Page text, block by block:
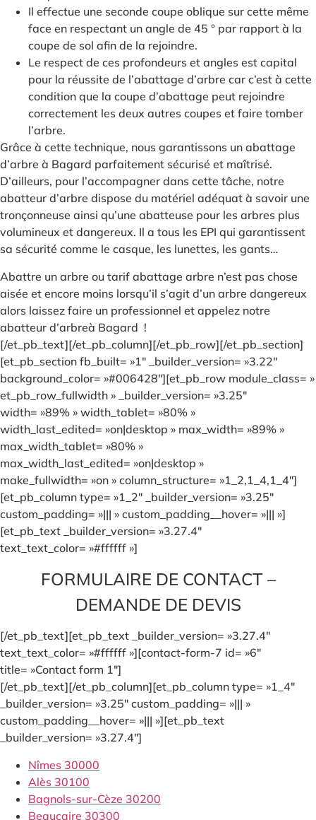
Il effectue une seconde coupe oblique sur cette même
face en respectant un angle de 45 ° par rapport à la
coupe de sol afin de la rejoindre.
Le respect de ces profondeurs et angles est capital
pour la réussite de l’abattage d’arbre car c’est à cette
condition que la coupe d’abattage peut rejoindre
correctement les deux autres coupes et faire tomber
l’arbre.
Grâce à cette technique, nous garantissons un abattage
d’arbre à Bagard parfaitement sécurisé et maîtrisé.
D’ailleurs, pour l’accompagner dans cette tâche, notre
abatteur d’arbre dispose du matériel adéquat à savoir une
tronçonneuse ainsi qu’une abatteuse pour les arbres plus
volumineux et dangereux. Il a tous les EPI qui garantissent
sa sécurité comme le casque, les lunettes, les gants…
Abattre un arbre ou tarif abattage arbre n’est pas chose
aisée et encore moins lorsqu’il s’agit d’un arbre dangereux
alors laissez faire un professionnel et appelez notre
abatteur d’arbreà Bagard !
[/et_pb_text][/et_pb_column][/et_pb_row][/et_pb_section]
[et_pb_section fb_built= »1″ _builder_version= »3.22″
background_color= »#006428″][et_pb_row module_class= »
et_pb_row_fullwidth » _builder_version= »3.25″
width= »89% » width_tablet= »80% »
width_last_edited= »on|desktop » max_width= »89% »
max_width_tablet= »80% »
max_width_last_edited= »on|desktop »
make_fullwidth= »on » column_structure= »1_2,1_4,1_4″]
[et_pb_column type= »1_2″ _builder_version= »3.25″
custom_padding= »||| » custom_padding__hover= »||| »]
[et_pb_text _builder_version= »3.27.4″
text_text_color= »#ffffff »]
FORMULAIRE DE CONTACT –
DEMANDE DE DEVIS
[/et_pb_text][et_pb_text _builder_version= »3.27.4″
text_text_color= »#ffffff »][contact-form-7 id= »6″
title= »Contact form 1″]
[/et_pb_text][/et_pb_column][et_pb_column type= »1_4″
_builder_version= »3.25″ custom_padding= »||| »
custom_padding__hover= »||| »][et_pb_text
_builder_version= »3.27.4″]
Nîmes 30000
Alès 30100
Bagnols-sur-Cèze 30200
Beaucaire 30300